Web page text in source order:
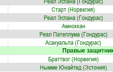
Старт (Норвегия)
Реал Эспана (Гондурас)
Амноккан
Реал Патеплума (Гондурас)
Асакуальпа (Гондурас)
Правые
Браттвог (Норвегия)
Нымме Юнайтед (Эстония)